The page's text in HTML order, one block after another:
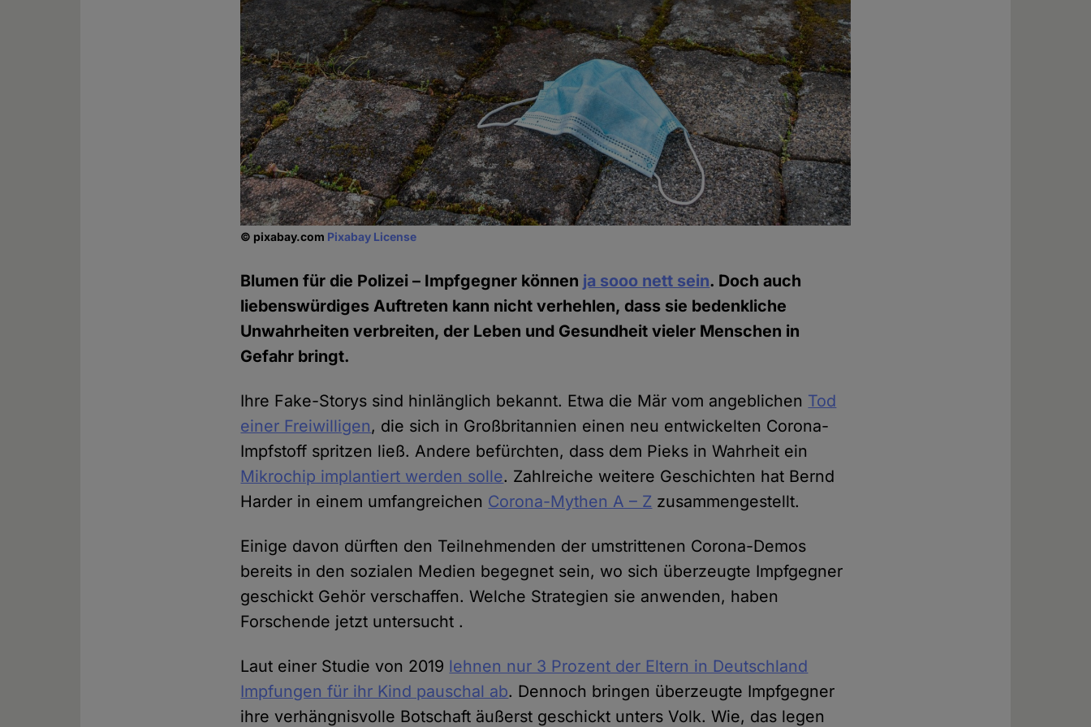
© pixabay.com Pixabay License
Blumen für die Polizei – Impfgegner können ja sooo nett sein. Doch auch
liebenswürdiges Auftreten kann nicht verhehlen, dass sie bedenkliche
Unwahrheiten verbreiten, der Leben und Gesundheit vieler Menschen in
Gefahr bringt.
Ihre Fake-Storys sind hinlänglich bekannt. Etwa die Mär vom angeblichen Tod
einer Freiwilligen, die sich in Großbritannien einen neu entwickelten Corona-
Impfstoff spritzen ließ. Andere befürchten, dass dem Pieks in Wahrheit ein
Mikrochip implantiert werden solle. Zahlreiche weitere Geschichten hat Bernd
Harder in einem umfangreichen Corona-Mythen A – Z zusammengestellt.
Einige davon dürften den Teilnehmenden der umstrittenen Corona-Demos
bereits in den sozialen Medien begegnet sein, wo sich überzeugte Impfgegner
geschickt Gehör verschaffen. Welche Strategien sie anwenden, haben
Forschende jetzt untersucht .
Laut einer Studie von 2019 lehnen nur 3 Prozent der Eltern in Deutschland
Impfungen für ihr Kind pauschal ab. Dennoch bringen überzeugte Impfgegner
ihre verhängnisvolle Botschaft äußerst geschickt unters Volk. Wie, das legen